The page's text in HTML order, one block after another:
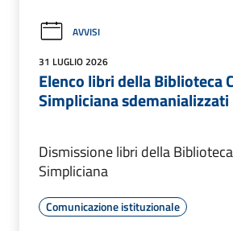
AVVISI
31 LUGLIO 2026
Elenco libri della Biblioteca
Simpliciana sdemanializzati
Dismissione libri della
Simpliciana
Comunicazione istituzionale